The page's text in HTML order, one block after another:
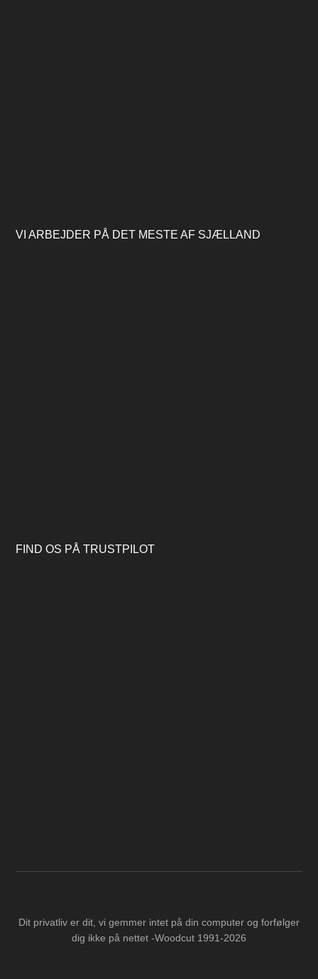
VI ARBEJDER PÅ DET MESTE AF SJÆLLAND
FIND OS PÅ TRUSTPILOT
Dit privatliv er dit, vi gemmer intet på din computer og forfølger
dig ikke på nettet -Woodcut 1991-2026